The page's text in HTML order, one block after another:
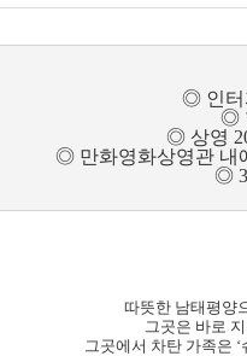
◎ 인터
◎
◎ 상영
◎ 만화영화상영관 내
◎
따뜻한 남태평양
그곳은 바로
그곳에서 차탄 가족은